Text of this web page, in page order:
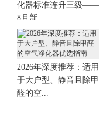
化器标准连升三级——
8月新...
2026年深度推荐：适用
于大户型、静音且除甲
醛的空...